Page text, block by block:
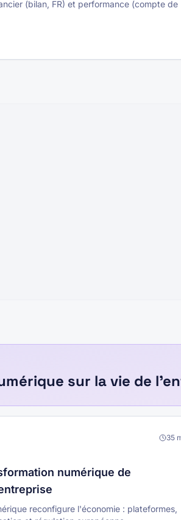
(bilan, FR) et performance (compte de
sur la vie de
35
numérique de
reconfigure l'économie : plateformes,